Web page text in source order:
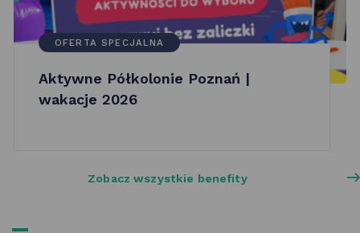
OFERTA SPECJALNA
Aktywne Półkolonie Poznań |
wakacje 2026
Zobacz wszystkie benefity